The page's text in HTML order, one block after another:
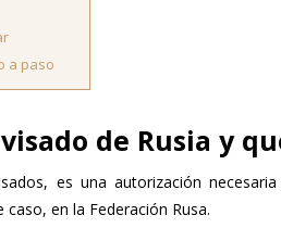
a paso
de Rusia y
es una autorización
en la Federación Rusa.